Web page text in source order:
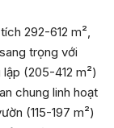
292-612 m²,
trọng với
(205-412 m²)
chung linh hoạt
(115-197 m²)